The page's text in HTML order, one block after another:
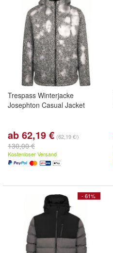
Trespass Winterjacke
Josephton Casual Jacket
ab 62,19 € (62,19 €/)
130,00 €
Kostenloser Versand
- 61%